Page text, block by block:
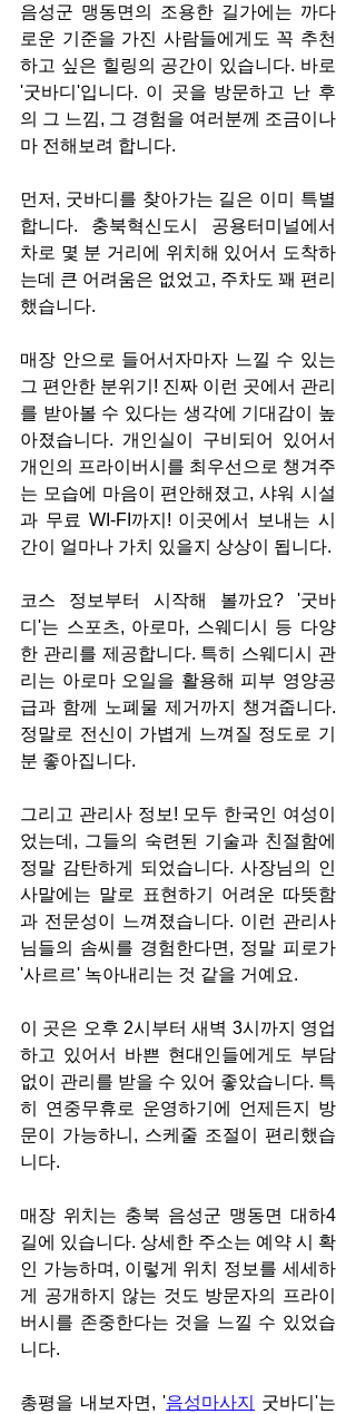
음성군 맹동면의 조용한 길가에는 까다
로운 기준을 가진 사람들에게도 꼭 추천
하고 싶은 힐링의 공간이 있습니다. 바로
'굿바디'입니다. 이 곳을 방문하고 난 후
의 그 느낌, 그 경험을 여러분께 조금이나
마 전해보려 합니다.
먼저, 굿바디를 찾아가는 길은 이미 특별
합니다. 충북혁신도시 공용터미널에서
차로 몇 분 거리에 위치해 있어서 도착하
는데 큰 어려움은 없었고, 주차도 꽤 편리
했습니다.
매장 안으로 들어서자마자 느낄 수 있는
그 편안한 분위기! 진짜 이런 곳에서 관리
를 받아볼 수 있다는 생각에 기대감이 높
아졌습니다. 개인실이 구비되어 있어서
개인의 프라이버시를 최우선으로 챙겨주
는 모습에 마음이 편안해졌고, 샤워 시설
과 무료 WI-FI까지! 이곳에서 보내는 시
간이 얼마나 가치 있을지 상상이 됩니다.
코스 정보부터 시작해 볼까요? '굿바
디'는 스포츠, 아로마, 스웨디시 등 다양
한 관리를 제공합니다. 특히 스웨디시 관
리는 아로마 오일을 활용해 피부 영양공
급과 함께 노폐물 제거까지 챙겨줍니다.
정말로 전신이 가볍게 느껴질 정도로 기
분 좋아집니다.
그리고 관리사 정보! 모두 한국인 여성이
었는데, 그들의 숙련된 기술과 친절함에
정말 감탄하게 되었습니다. 사장님의 인
사말에는 말로 표현하기 어려운 따뜻함
과 전문성이 느껴졌습니다. 이런 관리사
님들의 솜씨를 경험한다면, 정말 피로가
'사르르' 녹아내리는 것 같을 거예요.
이 곳은 오후 2시부터 새벽 3시까지 영업
하고 있어서 바쁜 현대인들에게도 부담
없이 관리를 받을 수 있어 좋았습니다. 특
히 연중무휴로 운영하기에 언제든지 방
문이 가능하니, 스케줄 조절이 편리했습
니다.
매장 위치는 충북 음성군 맹동면 대하4
길에 있습니다. 상세한 주소는 예약 시 확
인 가능하며, 이렇게 위치 정보를 세세하
게 공개하지 않는 것도 방문자의 프라이
버시를 존중한다는 것을 느낄 수 있었습
니다.
총평을 내보자면, '음성마사지
굿바디'는